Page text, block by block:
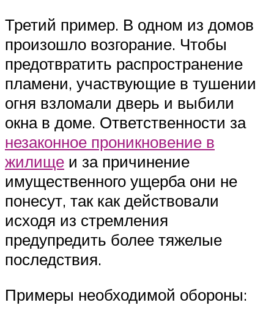
Третий пример. В одном из домов
произошло возгорание. Чтобы
предотвратить распространение
пламени, участвующие в тушении
огня взломали дверь и выбили
окна в доме. Ответственности за
незаконное проникновение в
жилище и за причинение
имущественного ущерба они не
понесут, так как действовали
исходя из стремления
предупредить более тяжелые
последствия.
Примеры необходимой обороны: